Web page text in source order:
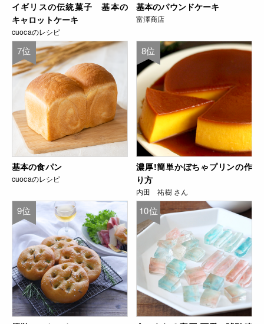
イギリスの伝統菓子 基本の
キャロットケーキ
cuocaのレシピ
基本のパウンドケーキ
富澤商店
7位
基本の食パン
cuocaのレシピ
8位
濃厚!簡単かぼちゃプリンの作
り方
内田 祐樹 さん
9位 10位